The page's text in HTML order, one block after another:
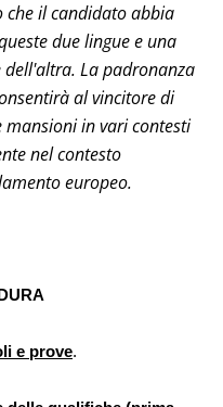
che il candidato abbia
due lingue e una
dell'altra. La padronanza
al vincitore di
mansioni in vari contesti
nel contesto
europeo.
e prove.